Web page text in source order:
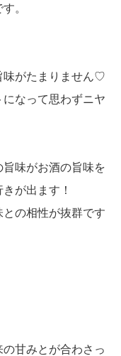
す。
味がたまりません♡
なって思わずニヤ
味がお酒の旨味を
が出ます！
の相性が抜群です
甘みとが合わさっ